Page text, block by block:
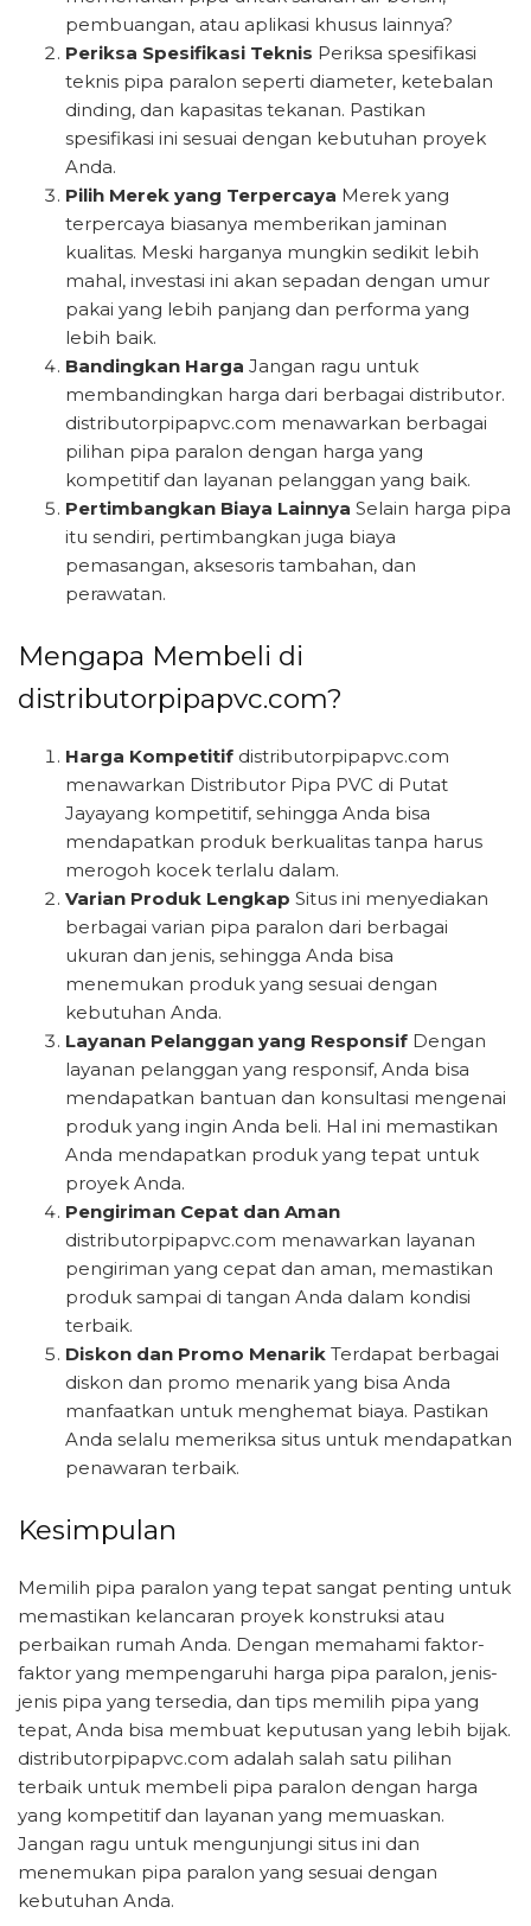
pembuangan, atau aplikasi khusus lainnya?
Periksa Spesifikasi Teknis Periksa spesifikasi
teknis pipa paralon seperti diameter, ketebalan
dinding, dan kapasitas tekanan. Pastikan
spesifikasi ini sesuai dengan kebutuhan proyek
Anda.
Pilih Merek yang Terpercaya Merek yang
terpercaya biasanya memberikan jaminan
kualitas. Meski harganya mungkin sedikit lebih
mahal, investasi ini akan sepadan dengan umur
pakai yang lebih panjang dan performa yang
lebih baik.
Bandingkan Harga Jangan ragu untuk
membandingkan harga dari berbagai distributor.
distributorpipapvc.com menawarkan berbagai
pilihan pipa paralon dengan harga yang
kompetitif dan layanan pelanggan yang baik.
Pertimbangkan Biaya Lainnya Selain harga pipa
itu sendiri, pertimbangkan juga biaya
pemasangan, aksesoris tambahan, dan
perawatan.
Mengapa Membeli di
distributorpipapvc.com?
Harga Kompetitif distributorpipapvc.com
menawarkan Distributor Pipa PVC di Putat
Jayayang kompetitif, sehingga Anda bisa
mendapatkan produk berkualitas tanpa harus
merogoh kocek terlalu dalam.
Varian Produk Lengkap Situs ini menyediakan
berbagai varian pipa paralon dari berbagai
ukuran dan jenis, sehingga Anda bisa
menemukan produk yang sesuai dengan
kebutuhan Anda.
Layanan Pelanggan yang Responsif Dengan
layanan pelanggan yang responsif, Anda bisa
mendapatkan bantuan dan konsultasi mengenai
produk yang ingin Anda beli. Hal ini memastikan
Anda mendapatkan produk yang tepat untuk
proyek Anda.
Pengiriman Cepat dan Aman
distributorpipapvc.com menawarkan layanan
pengiriman yang cepat dan aman, memastikan
produk sampai di tangan Anda dalam kondisi
terbaik.
Diskon dan Promo Menarik Terdapat berbagai
diskon dan promo menarik yang bisa Anda
manfaatkan untuk menghemat biaya. Pastikan
Anda selalu memeriksa situs untuk mendapatkan
penawaran terbaik.
Kesimpulan
Memilih pipa paralon yang tepat sangat penting untuk
memastikan kelancaran proyek konstruksi atau
perbaikan rumah Anda. Dengan memahami faktor-
faktor yang mempengaruhi harga pipa paralon, jenis-
jenis pipa yang tersedia, dan tips memilih pipa yang
tepat, Anda bisa membuat keputusan yang lebih bijak.
distributorpipapvc.com adalah salah satu pilihan
terbaik untuk membeli pipa paralon dengan harga
yang kompetitif dan layanan yang memuaskan.
Jangan ragu untuk mengunjungi situs ini dan
menemukan pipa paralon yang sesuai dengan
kebutuhan Anda.